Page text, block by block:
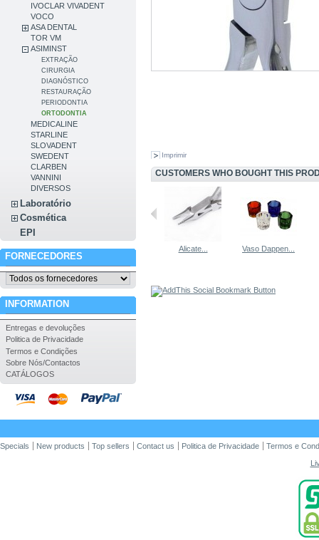
IVOCLAR VIVADENT
VOCO
ASA DENTAL
TOR VM
ASIMINST
EXTRAÇÃO
CIRURGIA
DIAGNÓSTICO
RESTAURAÇÃO
PERIODONTIA
ORTODONTIA
MEDICALINE
STARLINE
SLOVADENT
SWEDENT
CLARBEN
VANNINI
DIVERSOS
Laboratório
Cosmética
EPI
FORNECEDORES
INFORMATION
Entregas e devoluções
Politica de Privacidade
Termos e Condições
Sobre Nós/Contactos
CATÁLOGOS
Imprimir
CUSTOMERS WHO BOUGHT THIS
Alicate de... Alicate de... Alicate... Vaso Dappen...
Specials New products Top sellers Contact us Politica de Privacidade
Termos e